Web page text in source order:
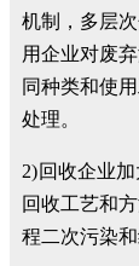
机制，多层
用企业对废
同种类和使
处理。
2)回收企业
回收工艺和
程二次污染